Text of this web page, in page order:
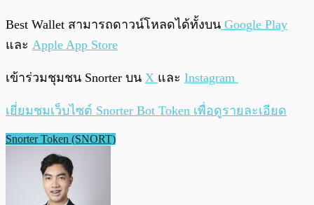
Best Wallet สามารถดาวน์โหลดได้ทั้งบน Google Play
และ Apple App Store
เข้าร่วมชุมชน Snorter บน X และ Instagram
เยี่ยมชมเว็บไซต์ Snorter Bot Token เพื่อดูรายละเอียด
Snorter Token (SNORT)